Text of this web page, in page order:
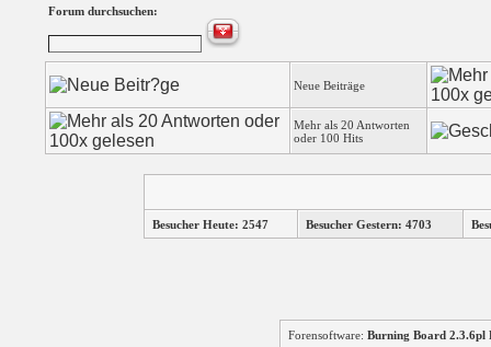
Forum durchsuchen:
Neue Beiträge
Mehr als 20 Antworten
oder 100 Hits
Besucher Heute: 2547 Besucher Gestern: 4703
Forensoftware: Burning Board